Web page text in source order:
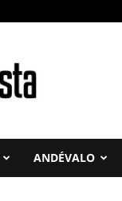
ANDÉVALO